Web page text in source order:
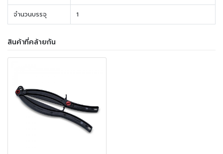
จำนวนบรรจุ 1
สินค้าที่คล้ายกัน